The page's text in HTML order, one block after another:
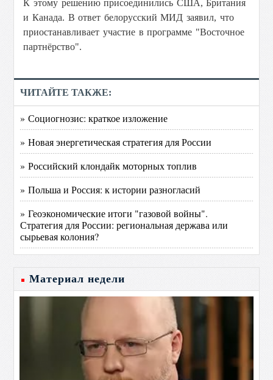
К этому решению присоединились США, Британия
и Канада. В ответ белорусский МИД заявил, что
приостанавливает участие в программе "Восточное
партнёрство".
ЧИТАЙТЕ ТАКЖЕ:
» Социогнозис: краткое изложение
» Новая энергетическая стратегия для России
» Российский клондайк моторных топлив
» Польша и Россия: к истории разногласий
» Геоэкономические итоги "газовой войны".
Стратегия для России: региональная держава или
сырьевая колония?
Материал недели